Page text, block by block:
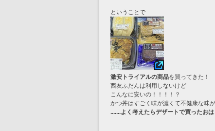
ということで
激安トライアルの商品を買ってきた！
西友ふだんは利用しないけど
こんなに安いの！！！！？
かつ丼はすごく味が濃くて不健康な味
.......よく考えたらデザートで買ったお